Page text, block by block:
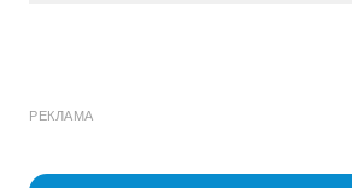
РЕКЛАМА